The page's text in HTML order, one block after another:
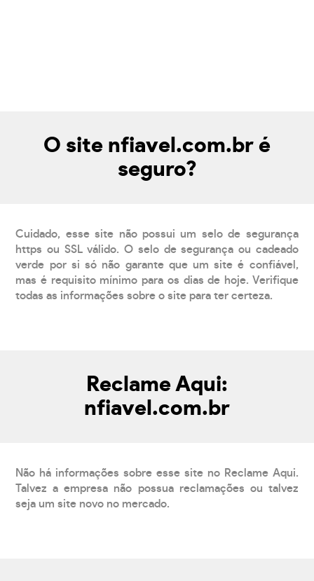
O site nfiavel.com.br é
seguro?
Cuidado, esse site não possui um selo de segurança
https ou SSL válido. O selo de segurança ou cadeado
verde por si só não garante que um site é confiável,
mas é requisito mínimo para os dias de hoje. Verifique
todas as informações sobre o site para ter certeza.
Reclame Aqui:
nfiavel.com.br
Não há informações sobre esse site no Reclame Aqui.
Talvez a empresa não possua reclamações ou talvez
seja um site novo no mercado.